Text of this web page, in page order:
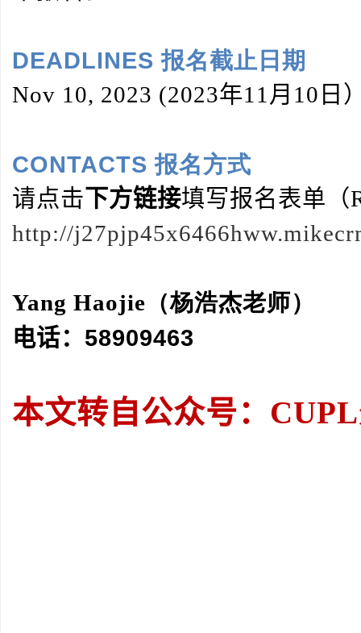
DEADLINES 报名截止日期
Nov 10, 2023 (2023年11月10日
CONTACTS 报名方式
请点击下方链接填写报名表单（
http://
Yang Haojie（杨浩杰老师）
电话：58909463
本文转自公众号：